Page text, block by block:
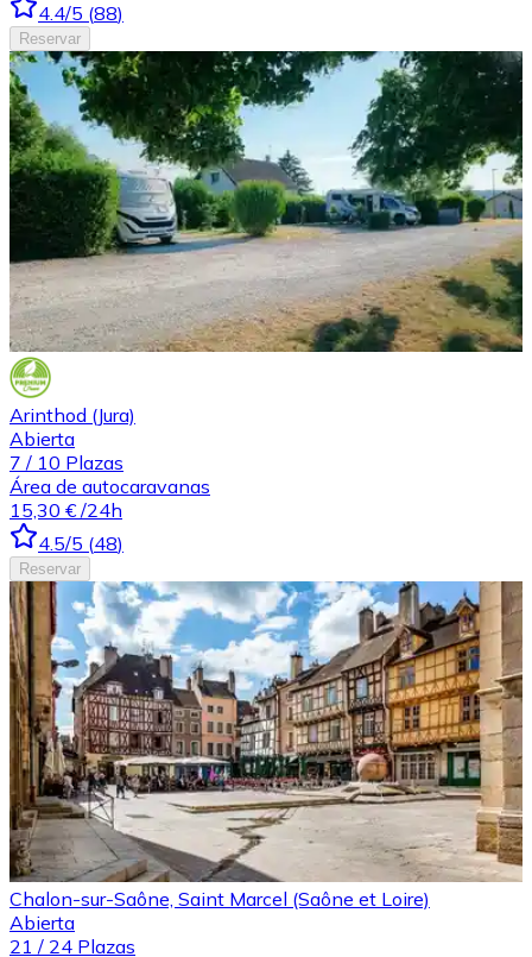
4.4/5 (88)
Reservar
Arinthod (Jura)
Abierta
7 / 10 Plazas
Área de autocaravanas
15,30 € /24h
4.5/5 (48)
Reservar
Chalon-sur-Saône, Saint Marcel (Saône et Loire)
Abierta
21 / 24 Plazas